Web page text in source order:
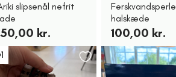
slipsenål nefrit
kr.
Ferskvandsperle
halskæde
100,00 kr.
1